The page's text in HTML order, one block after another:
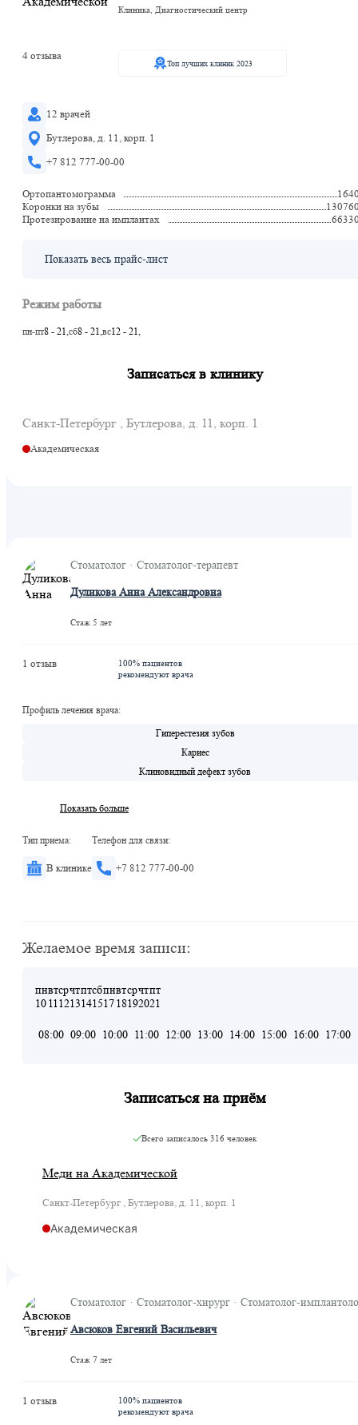
Клиника, Диагностический центр
4 отзыва
Топ лучших клиник 2023
12 врачей
Бутлерова, д. 11, корп. 1
+7 812 777-00-00
Ортопантомограмма
Коронки на зубы
Протезирование на имплантах
Показать весь прайс-лист
Режим работы
пн-пт8 - 21,сб8 - 21,вс12 - 21,
Записаться в клинику
Санкт-Петербург , Бутлерова, д. 11, корп. 1
Академическая
Стоматолог · Стоматолог-терапевт
Дуликова Анна Александровна
Стаж 5 лет
1 отзыв
100% пациентов
рекомендуют врача
Профиль лечения врача:
Гиперестезия зубов
Кариес
Клиновидный дефект зубов
Показать больше
Тип приема:
В клинике
Телефон для связи:
+7 812 777-00-00
Желаемое время записи:
пн
10
вт
11
ср
12
чт
13
пт
14
сб
15
пн
17
вт
18
ср
19
чт
20
пт
21
08:00 09:00 10:00 11:00 12:00 13:00 14:00 15:00 16:00 17:00
Записаться на приём
Всего записалось 316 человек
Меди на Академической
Санкт-Петербург , Бутлерова, д. 11, корп. 1
Академическая
Стоматолог · Стоматолог-хирург · Стоматолог-
Авсюков Евгений Васильевич
Стаж 7 лет
1 отзыв
100% пациентов
рекомендуют врача